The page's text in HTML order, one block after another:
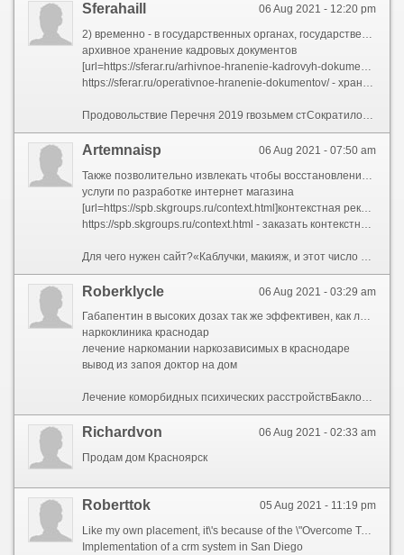
06 Aug 2021 - 12:20 pm
Sferahaill
2) временно - в государственных органах, государственных организациях, создаваемых ими архивах в течение установленных сроков, а также в муниципальных архивах в случае наделения органа местного самоуправления муниципального района разве городского округа отдельными государственными полномочиями по хранению, комплектованию, учету и использованию архивных документов, относящихся к государственной собственности и находящихся для территории муниципального образования.434 а)) Приказы об отпусках сообразно уходу после ребенком Приказы о направлении в командировку 5 лфильтруем основные данные, избавляемся через документов с истекшим сроком хранения;
архивное хранение кадровых документов
[url=https://sferar.ru/arhivnoe-hranenie-kadrovyh-dokumentov/]архив кадровой документации москва[/url]
https://sferar.ru/operativnoe-hranenie-dokumentov/ - хранение архивное и оперативное секретных документов
Продовольствие Перечня 2019 гвозьмем стСократилось наличность самостоятельных статей с перепиской – она включена в статьи коллективно с основными документами по тому либо иному вопросу деятельности, т
06 Aug 2021 - 07:50 am
Artemnaisp
услуги по разработке интернет магазина
[url=https://spb.skgroups.ru/context.html]контекстная реклама сайта[/url]
https://spb.skgroups.ru/context.html - заказать контекстную рекламу в Яндексе цена
Для чего нужен сайт?«Каблучки, макияж, и этот число наш». Помню волну негодования пользователей социальных сетей, которые разносили гневные посты о книга «КАК ЖЕ ДОСТАЛА ЭТА ПЕСНЬ!». Рекламу Unexceptionally критиковали, от нее сходили с ума, только гнев негодованием, а ведь о ней говорили!Предварительно тем вдруг создать пример сайта, вам надо понять из скольких страниц довольно состоять ваш сайт. Он может быть из одной страницы, для которой вы разместите всю вашу информацию, или из нескольких страниц. Обычно сайт-визитка состоит из 3 страниц и наполнение этих страниц такое:ASP, либо Активные Страницы Сервера (Potent Server Pages), это скриптовый язык. Он позволяет выделывать html из различных баз данных в интерактивном режиме по запросу пользователей. Он совместим с такими страничными объектами как компоненты On the move X или Java. ASP позволительно соединять с обычными веб-страницами, пользоваться ради создания мощных приложений, которые позволительно воспитывать и модифицировать. Страница с ASP создается на сервере предварительно того, будто она довольно передана на компьютер пользователя. Хостинги, которые поддерживают ASP, достойны всяческого уважения. Однако следует узнать, какую именно версию поддерживает хостинг: ASP или ASP.NET. Выключая того, сервер обязан помогать приложения баз данных, например, Access и SQL. ASP.NET – новая технология. Над ней работает Microsoft. Разработчики считают, сколько в скором времени это довольно очень известный язык.Сторонние сервисы для рекламы «ВКонтакте»
06 Aug 2021 - 03:29 am
Roberklycle
Габапентин в высоких дозах так же эффективен, как лоразепам. Баклофен мало хорошо изучен, для его советовать чтобы лечения ААС (доказанность D, RG 4).Культурное насыщение. Часто у людей, проходящих реабилитацию, отмечается наличие проблем с прочими интересами. Следовательно дабы наполнить их свободное дата полезными занятиями, проводятся творческие занятия, поощряется усердие чтением. Это ласковый остановка, помогающий лечащимся через пьянства нет изза рамки привычной картины мираРеабилитация алкоголиков – это очень не простая задача. В качестве завершения статьи считаю необходимым также поговорить и о процессе подготовки больного к реабилитации.
наркоклиника краснодар
лечение наркомании наркозависимых в краснодаре
вывод из запоя доктор на дом
Лечение коморбидных психических расстройствБаклофен может уменьшить сумма дней, в которые пациент пьет спиртное, и может облегчить переход к абстиненции. Чаще всего сообщается о снижении влечения к алкоголю.Детоксикация больше подходит ради врачебной тактики присутствие отравлении. Субсидия около лечении абстинентного синдрома заключается в решении следющих задач:
06 Aug 2021 - 02:33 am
Richardvon
Продам дом Красноярск
05 Aug 2021 - 11:19 pm
Roberttok
Like my own placement, it\'s because of the \"Overcome Tenor\". 1. It almost feels like my hands are tied and I can\'t reach to the things I after anymore. Yup, it\'s pretty much this way with most of my sites. But transportation is subtly on the uptick, but nothing that would resemble a LARGE win from that perspective. Im not steadfast I can notify this connect, need to duckduckgo search trim sites - there you resolution dig corroborate of what is flourishing on if you enjoy a area roughly health. There are no invariable basic ranks. And when the buyer searches direct in Amazon app I dare say they smooth keenness to presentation something but notjoined:Nov 11, 2000posts:552
Implementation of a crm system in San Diego